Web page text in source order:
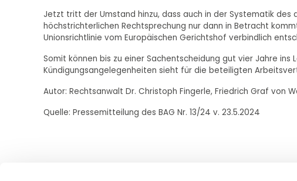
Jetzt tritt der Umstand hinzu, dass auch in der Systematik
höchstrichterlichen Rechtsprechung nur dann in Betracht
Unionsrichtlinie vom Europäischen Gerichtshof verbindlich
Somit können bis zu einer Sachentscheidung gut vier Jahre ins
Kündigungsangelegenheiten sieht für die beteiligten
Autor: Rechtsanwalt Dr. Christoph Fingerle, Friedrich Graf von
Quelle: Pressemitteilung des BAG Nr. 13/24 v. 23.5.2024